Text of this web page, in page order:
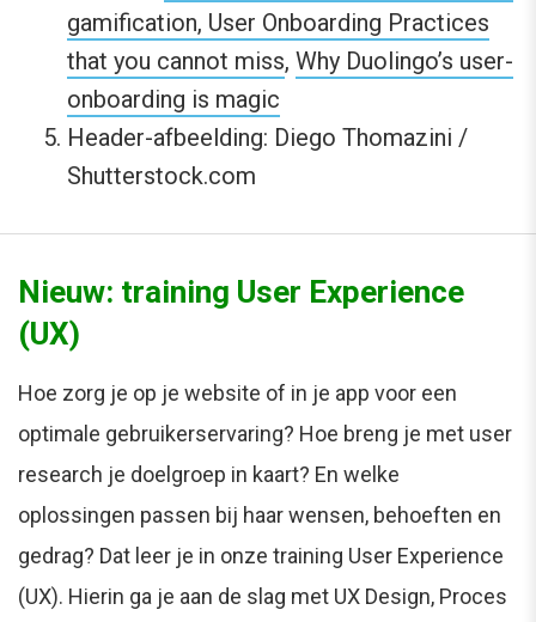
gamification, User Onboarding Practices
that you cannot miss, Why Duolingo’s user-
onboarding is magic
Header-afbeelding: Diego Thomazini /
Shutterstock.com
Nieuw: training User Experience
(UX)
Hoe zorg je op je website of in je app voor een
optimale gebruikerservaring? Hoe breng je met user
research je doelgroep in kaart? En welke
oplossingen passen bij haar wensen, behoeften en
gedrag? Dat leer je in onze training User Experience
(UX). Hierin ga je aan de slag met UX Design, Proces